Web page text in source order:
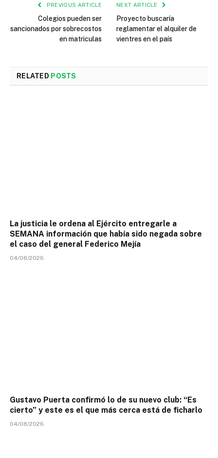
PREVIOUS ARTICLE
Colegios pueden ser
sancionados por sobrecostos
en matriculas
NEXT ARTICLE
Proyecto buscaría
reglamentar el alquiler de
vientres en el país
RELATED POSTS
La justicia le ordena al Ejército entregarle a
SEMANA información que había sido negada sobre
el caso del general Federico Mejía
04/08/2026
Gustavo Puerta confirmó lo de su nuevo club: “Es
cierto” y este es el que más cerca está de ficharlo
04/08/2026